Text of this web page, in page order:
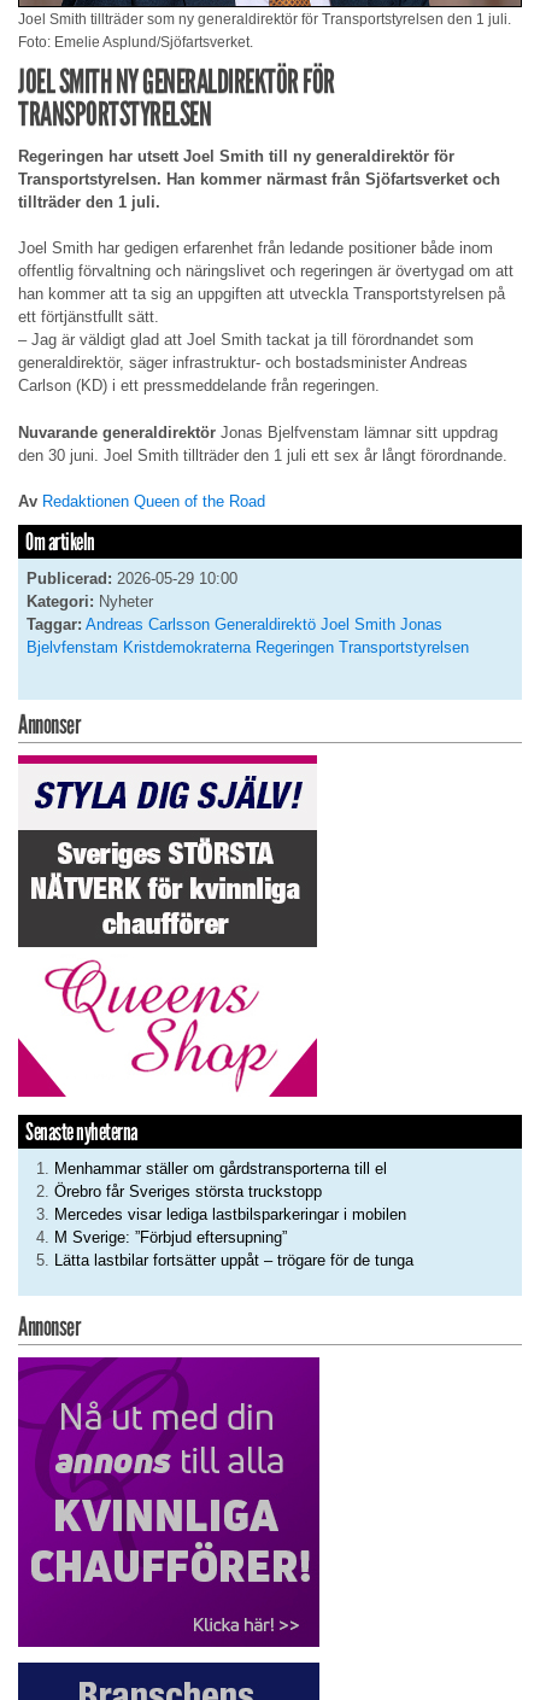
Joel Smith tillträder som ny generaldirektör för Transportstyrelsen den 1 juli.
Foto: Emelie Asplund/Sjöfartsverket.
JOEL SMITH NY GENERALDIREKTÖR FÖR
TRANSPORTSTYRELSEN
Regeringen har utsett Joel Smith till ny generaldirektör för
Transportstyrelsen. Han kommer närmast från Sjöfartsverket och
tillträder den 1 juli.
Joel Smith har gedigen erfarenhet från ledande positioner både inom
offentlig förvaltning och näringslivet och regeringen är övertygad om att
han kommer att ta sig an uppgiften att utveckla Transportstyrelsen på
ett förtjänstfullt sätt.
– Jag är väldigt glad att Joel Smith tackat ja till förordnandet som
generaldirektör, säger infrastruktur- och bostadsminister Andreas
Carlson (KD) i ett pressmeddelande från regeringen.
Nuvarande generaldirektör Jonas Bjelfvenstam lämnar sitt uppdrag
den 30 juni. Joel Smith tillträder den 1 juli ett sex år långt förordnande.
Av Redaktionen Queen of the Road
Om artikeln
Publicerad: 2026-05-29 10:00
Kategori: Nyheter
Taggar: Andreas Carlsson Generaldirektö Joel Smith Jonas
Bjelvfenstam Kristdemokraterna Regeringen Transportstyrelsen
Annonser
Senaste nyheterna
Menhammar ställer om gårdstransporterna till el
Örebro får Sveriges största truckstopp
Mercedes visar lediga lastbilsparkeringar i mobilen
M Sverige: ”Förbjud eftersupning”
Lätta lastbilar fortsätter uppåt – trögare för de tunga
Annonser